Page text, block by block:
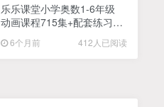
乐乐课堂小学奥数1-6年级
动画课程715集+配套练习册
6个月前 412人已阅读